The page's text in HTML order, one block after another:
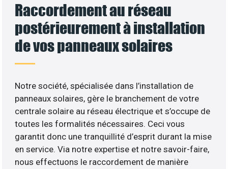
Raccordement au réseau
postérieurement à installation
de vos panneaux solaires
Notre société, spécialisée dans l’installation de
panneaux solaires, gère le branchement de votre
centrale solaire au réseau électrique et s’occupe de
toutes les formalités nécessaires. Ceci vous
garantit donc une tranquillité d’esprit durant la mise
en service. Via notre expertise et notre savoir-faire,
nous effectuons le raccordement de manière